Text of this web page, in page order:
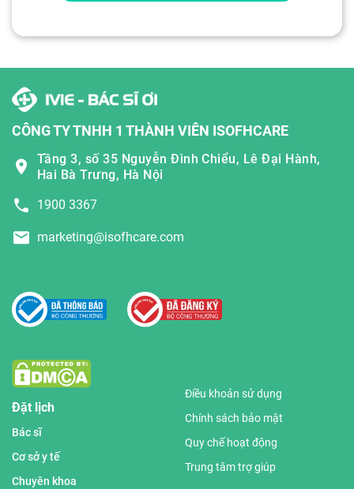
CÔNG TY TNHH 1 THÀNH VIÊN ISOFHCARE
Tầng 3, số 35 Nguyễn Đình Chiểu, Lê Đại Hành,
Hai Bà Trưng, Hà Nội
1900 3367
marketing@isofhcare.com
Đặt lịch
Bác sĩ
Cơ sở y tế
Chuyên khoa
Điều khoản sử dụng
Chính sách bảo mật
Quy chế hoạt động
Trung tâm trợ giúp